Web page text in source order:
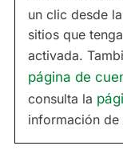
un clic desde
sitios que
activada.
página de
consulta la
información de